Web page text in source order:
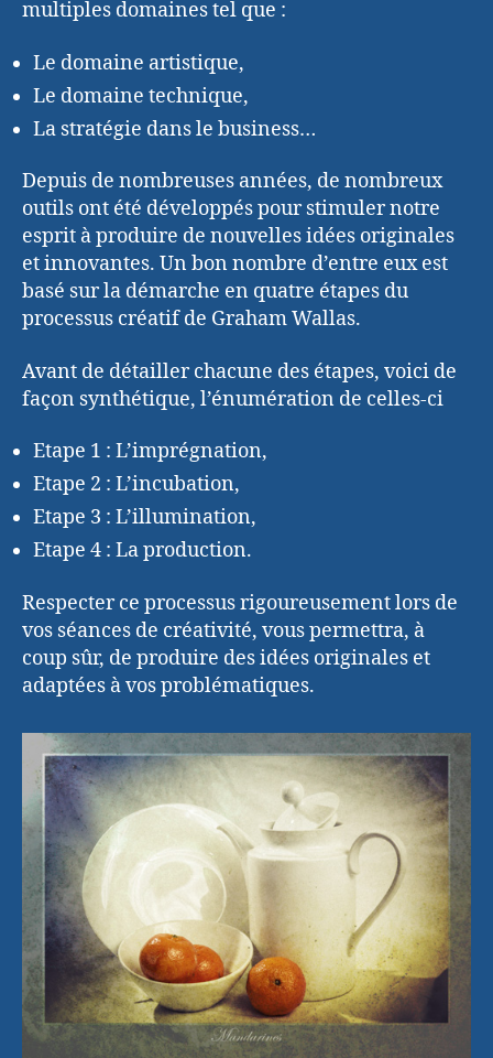
multiples domaines tel que :
Le domaine artistique,
Le domaine technique,
La stratégie dans le business…
Depuis de nombreuses années, de nombreux
outils ont été développés pour stimuler notre
esprit à produire de nouvelles idées originales
et innovantes. Un bon nombre d’entre eux est
basé sur la démarche en quatre étapes du
processus créatif de Graham Wallas.
Avant de détailler chacune des étapes, voici de
façon synthétique, l’énumération de celles-ci
Etape 1 : L’imprégnation,
Etape 2 : L’incubation,
Etape 3 : L’illumination,
Etape 4 : La production.
Respecter ce processus rigoureusement lors de
vos séances de créativité, vous permettra, à
coup sûr, de produire des idées originales et
adaptées à vos problématiques.